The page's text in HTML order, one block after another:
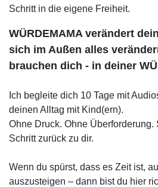
Schritt in die eigene Freiheit.
WÜRDEMAMA verändert
sich im Außen alles
brauchen dich - in deiner
Ich begleite dich 10 Tage mit
deinen Alltag mit Kind(ern).
Ohne Druck. Ohne Überforderung.
Schritt zurück zu dir.
Wenn du spürst, dass es Zeit ist,
auszusteigen – dann bist du hier